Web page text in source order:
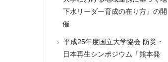
下水リーダー育成の在り方』の開
催
平成25年度国立大学協会 防災・
日本再生シンポジウム「熊本発